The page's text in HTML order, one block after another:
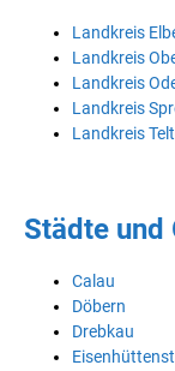
Landkreis
Landkreis
Landkreis
Landkreis
Landkreis
Städte und
Calau
Döbern
Drebkau